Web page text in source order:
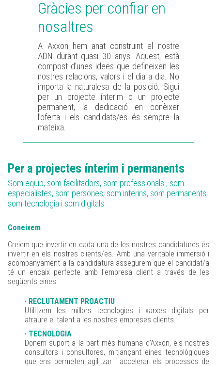
Gràcies per confiar en
nosaltres
A Axxon hem anat construint el nostre
ADN durant quasi 30 anys. Aquest, està
compost d’unes idees que defineixen les
nostres relacions, valors i el dia a dia. No
importa la naturalesa de la posició. Sigui
per un projecte ínterim o un projecte
permanent, la dedicació en conèixer
l’oferta i els candidats/es és sempre la
mateixa.
Per a projectes ínterim i permanents
Som equip, som facilitadors, som professionals , som
especialistes, som persones, som interins, som permanents,
som tecnologia i som digitals.
Coneixem
Creiem que invertir en cada una de les nostres candidatures és
invertir en els nostres clients/es. Amb una veritable immersió i
acompanyament a la candidatura assegurem que el candidat/a
té un encaix perfecte amb l'empresa client a través de les
següents eines:
· RECLUTAMENT PROACTIU
Utilitzem les millors tecnologies i xarxes digitals per
atraure el talent a les nostres empreses clients.
· TECNOLOGIA
Donem suport a la part més humana d'Axxon, els nostres
consultors i consultores, mitjançant eines tecnològiques
que ens permeten agilitzar i accelerar els processos de